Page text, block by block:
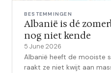
BESTEMMINGEN
Albanië is dé
nog niet kende
5 June 2026
Albanië heeft de mooiste
raakt ze niet kwijt aan